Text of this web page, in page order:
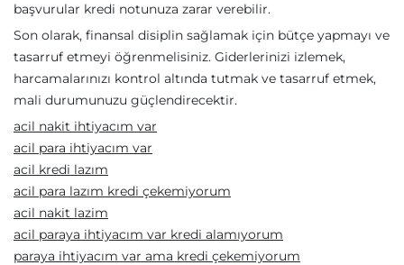
başvurular kredi notunuza zarar verebilir.
Son olarak, finansal disiplin sağlamak için bütçe yapmayı ve
tasarruf etmeyi öğrenmelisiniz. Giderlerinizi izlemek,
harcamalarınızı kontrol altında tutmak ve tasarruf etmek,
mali durumunuzu güçlendirecektir.
acil nakit ihtiyacım var
acil para ihtiyacım var
acil kredi lazım
acil para lazım kredi çekemiyorum
acil nakit lazim
acil paraya ihtiyacım var kredi alamıyorum
paraya ihtiyacım var ama kredi çekemiyorum